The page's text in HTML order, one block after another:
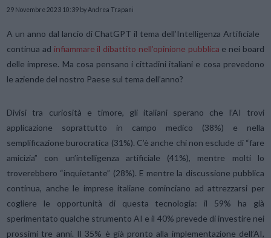
29 Novembre 2023 10:39 by Andrea Trapani
A un anno dal lancio di ChatGPT il tema dell’Intelligenza Artificiale
continua ad infiammare il dibattito nell’opinione pubblica e nei board
delle imprese. Ma cosa pensano i cittadini italiani e cosa prevedono
le aziende del nostro Paese sul tema dell’anno?
Divisi tra curiosità e timore, gli italiani sperano che l’AI trovi
applicazione soprattutto in campo medico (38%) e nella
semplificazione burocratica (31%). C’è anche chi non esclude di “fare
amicizia” con un’intelligenza artificiale (41%), mentre molti lo
troverebbero “inquietante” (28%). E mentre la discussione pubblica
continua, anche le imprese italiane cominciano ad attrezzarsi per
cogliere le opportunità di questa tecnologia: il 59% ha già
sperimentato qualche strumento AI e il 40% prevede di investire nei
prossimi tre anni. Il 35% è già pronto alla implementazione dell’AI,